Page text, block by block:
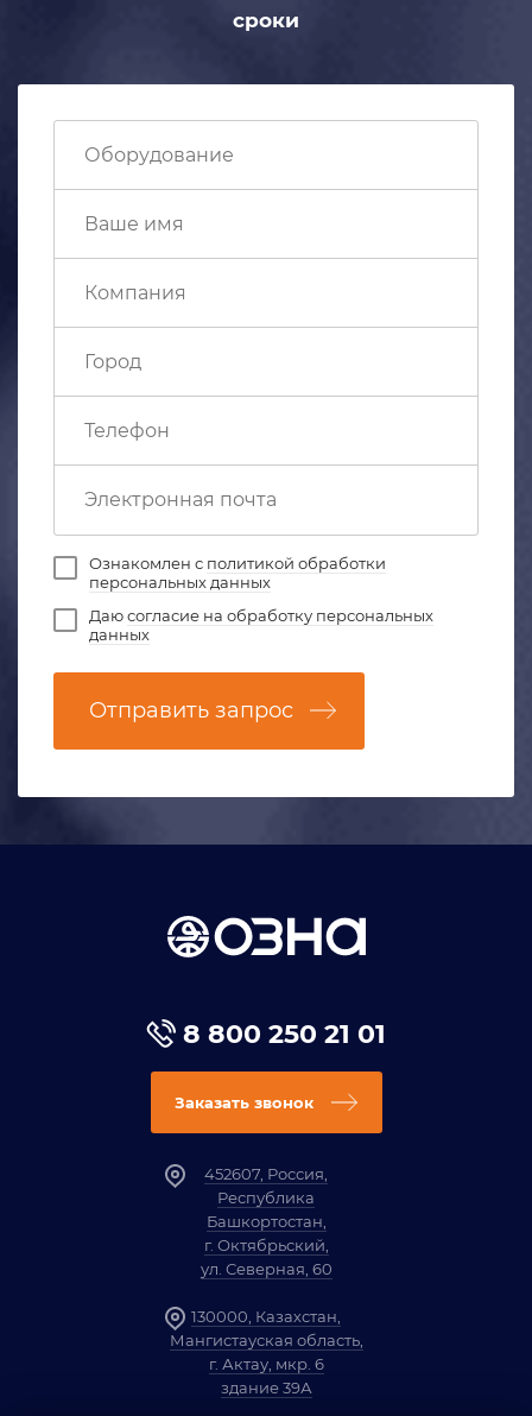
сроки
Ознакомлен с политикой обработки
персональных данных
Даюсогласие на обработку персональных
данных
Отправить запрос
8 800 250 21 01
Заказать звонок
452607, Россия,
Республика
Башкортостан,
г. Октябрьский,
ул. Северная, 60
130000, Казахстан,
Мангистауская область,
г. Актау, мкр. 6
здание 39А